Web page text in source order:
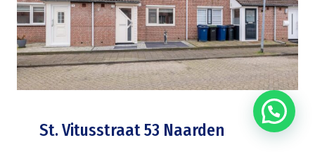
St. Vitusstraat 53 Naarden